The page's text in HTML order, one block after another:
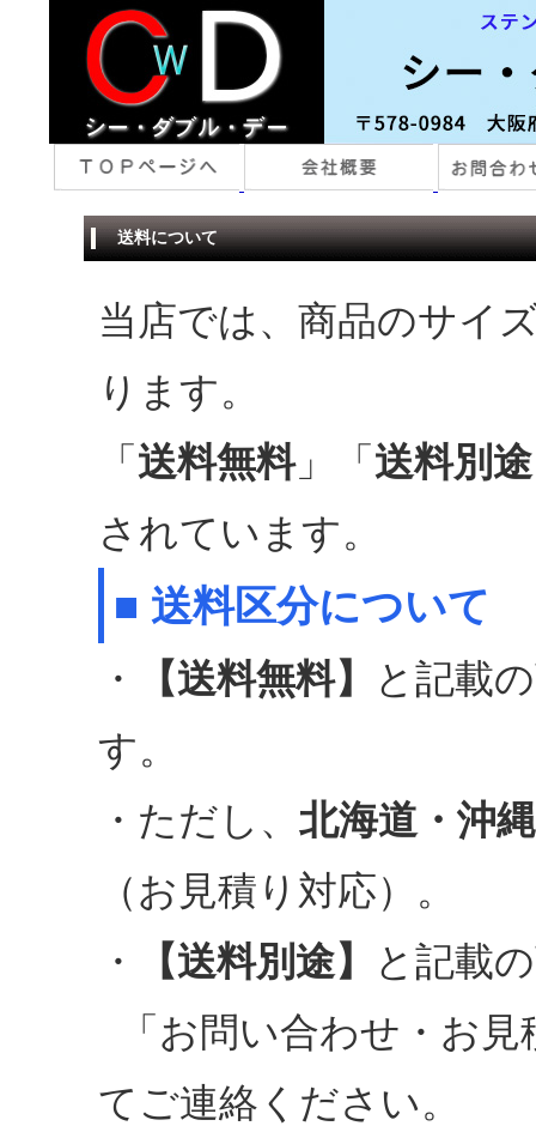
送料について
当店では、商品のサイ
ります。
「 送料無料」「 送料別途
されています。
■ 送料区分について
・ 【送料無料】
と記載
す。
・ただし、 北海道・沖
（お見積り対応）。
・
【送料別途】
と記載
「お問い合わせ・お
てご連絡ください。